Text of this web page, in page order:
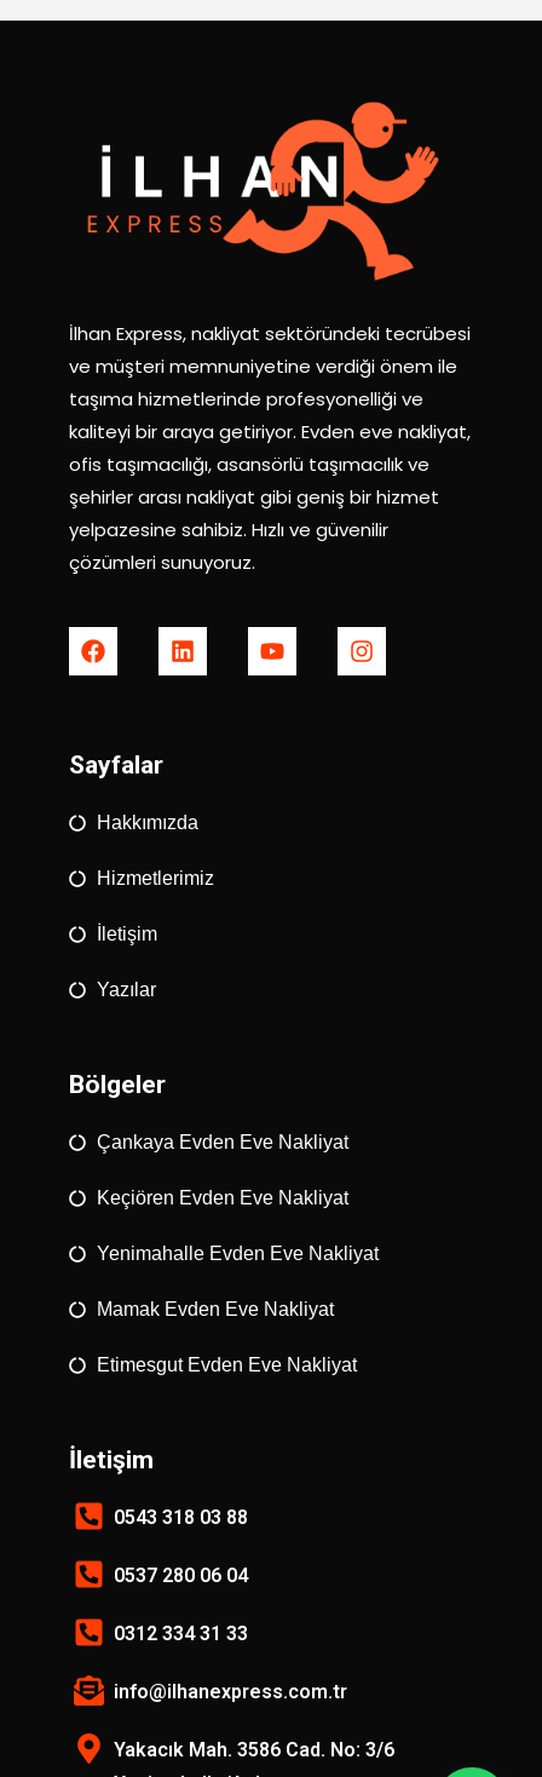
İlhan Express, nakliyat sektöründeki tecrübesi
ve müşteri memnuniyetine verdiği önem ile
taşıma hizmetlerinde profesyonelliği ve
kaliteyi bir araya getiriyor. Evden eve nakliyat,
ofis taşımacılığı, asansörlü taşımacılık ve
şehirler arası nakliyat gibi geniş bir hizmet
yelpazesine sahibiz. Hızlı ve güvenilir
çözümleri sunuyoruz.
Sayfalar
Hakkımızda
Hizmetlerimiz
İletişim
Yazılar
Bölgeler
Çankaya Evden Eve Nakliyat
Keçiören Evden Eve Nakliyat
Yenimahalle Evden Eve Nakliyat
Mamak Evden Eve Nakliyat
Etimesgut Evden Eve Nakliyat
İletişim
0543 318 03 88
0537 280 06 04
0312 334 31 33
info@ilhanexpress.com.tr
Yakacık Mah. 3586 Cad. No: 3/6